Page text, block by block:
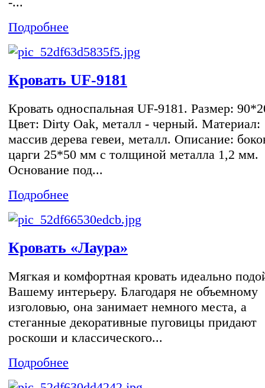
Подробнее
Кровать UF-9181
Кровать односпальная UF-9181. Размер:
Цвет: Dirty Oak, металл - черный. Материал:
массив дерева гевеи, металл. Описание:
царги 25*50 мм с толщиной металла 1,2 мм.
Основание под...
Подробнее
Кровать «Лаура»
Мягкая и комфортная кровать идеально
Вашему интерьеру. Благодаря не объемному
изголовью, она занимает немного места, а
стеганные декоративные пуговицы придают
роскоши и классического...
Подробнее